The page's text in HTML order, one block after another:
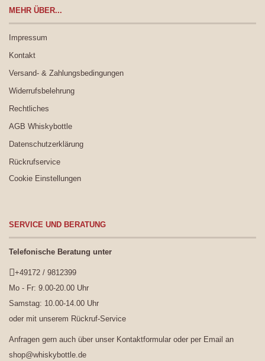
MEHR ÜBER...
Impressum
Kontakt
Versand- & Zahlungsbedingungen
Widerrufsbelehrung
Rechtliches
AGB Whiskybottle
Datenschutzerklärung
Rückrufservice
Cookie Einstellungen
SERVICE UND BERATUNG
Telefonische Beratung unter
+49172 / 9812399
Mo - Fr: 9.00-20.00 Uhr
Samstag: 10.00-14.00 Uhr
oder mit unserem Rückruf-Service
Anfragen gern auch über unser Kontaktformular oder per Email an
shop@whiskybottle.de